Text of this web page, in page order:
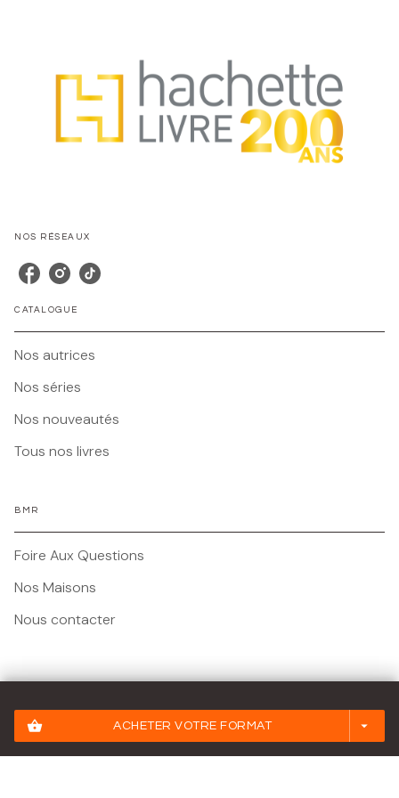
shopping_basket ACHETER VOTRE FORMAT arrow_drop_down
NOS RÉSEAUX
CATALOGUE
Nos autrices
Nos séries
Nos nouveautés
Tous nos livres
BMR
Foire Aux Questions
Nos Maisons
Nous contacter
Mentions légales
Conditions Générales d'Utilisation
Charte des Données Personnelles